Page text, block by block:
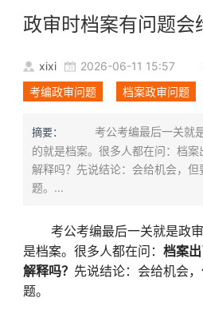
政审时档案有问题会
xixi 2026-06-11 15:57
考编政审问题
档案政审问题
摘要：
考公考编最后一关就是
的就是档案。很多人都在问：档
解释吗？先说结论：会给机会，但
题。...
考公考编最后一关就是政审
是档案。很多人都在问： 档案
解释吗？ 先说结论：会给机会
题。